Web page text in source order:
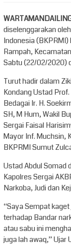
diselenggarakan
Indonesia
Rampah,
Sabtu (22/02/2020)
Turut hadir dalam
Kondang Ustad
Bedagai Ir. H.
SH, M Hum, Wakil
Sergai Faisal
Mayor Inf. Muchsin,
BKPRMI Sumut
Ustad Abdul Somad
Kapolres Sergai
Narkoba, Judi dan
“Saya Sempat
terhadap Bandar
atau sabu ini
juga lah awaq,” Ujar